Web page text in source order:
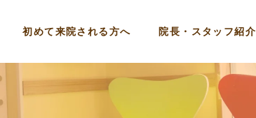
初めて来院される方へ 院長・スタッフ紹介